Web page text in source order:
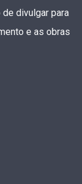
divulgar para
e as obras